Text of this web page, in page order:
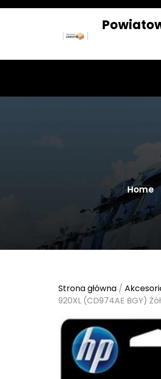
Skip
Home
Strona główna /
920XL (CD974AE BGY)